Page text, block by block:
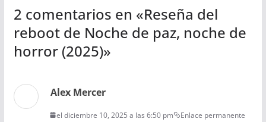
2 comentarios en «Reseña del
reboot de Noche de paz, noche de
horror (2025)»
Alex Mercer
el diciembre 10, 2025 a las 6:50 pm Enlace permanente